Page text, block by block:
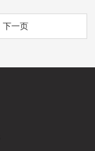
下一页